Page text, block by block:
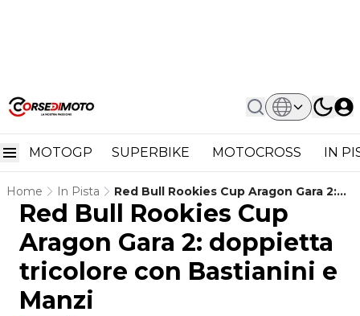
MOTOGP SUPERBIKE MOTOCROSS IN
Home In Pista
Red Bull Rookies Cup Aragon Gara 2:
Doppietta Tricolore Con Bastianini E
Manzi
Red Bull Rookies Cup
Aragon Gara 2: doppietta
tricolore con Bastianini e
Manzi